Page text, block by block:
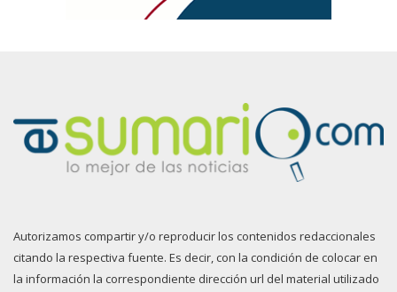
Autorizamos compartir y/o reproducir los contenidos redaccionales
citando la respectiva fuente. Es decir, con la condición de colocar en
la información la correspondiente dirección url del material utilizado